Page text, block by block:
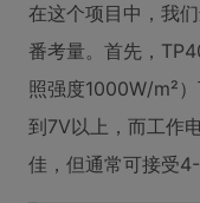
在这个项目中，我
番考量。首先，
照强度1000W/m²
到7V以上，而工作
佳，但通常可接受